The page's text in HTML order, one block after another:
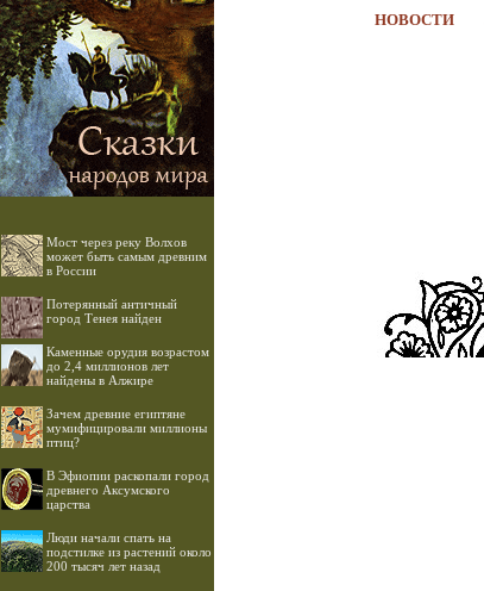
НОВОСТИ
Мост через реку Волхов
может быть самым древним
в России
Потерянный античный
город Тенея найден
Каменные орудия возрастом
до 2,4 миллионов лет
найдены в Алжире
Зачем древние египтяне
мумифицировали миллионы
птиц?
В Эфиопии раскопали город
древнего Аксумского
царства
Люди начали спать на
подстилке из растений около
200 тысяч лет назад